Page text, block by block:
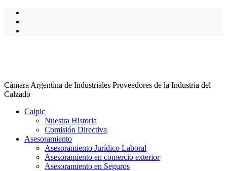
Cámara Argentina de Industriales Proveedores de la Industria del
Calzado
Caipic
Nuestra Historia
Comisión Directiva
Asesoramiento
Asesoramiento Jurídico Laboral
Asesoramiento en comercio exterior
Asesoramiento en Seguros